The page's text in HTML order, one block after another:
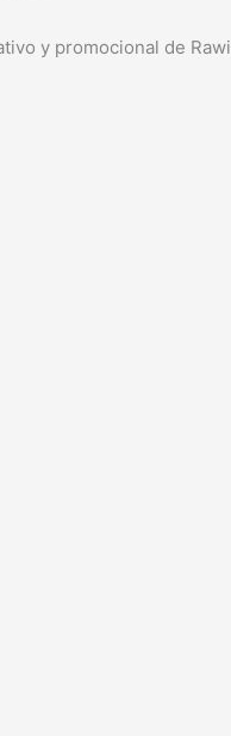
y promocional de